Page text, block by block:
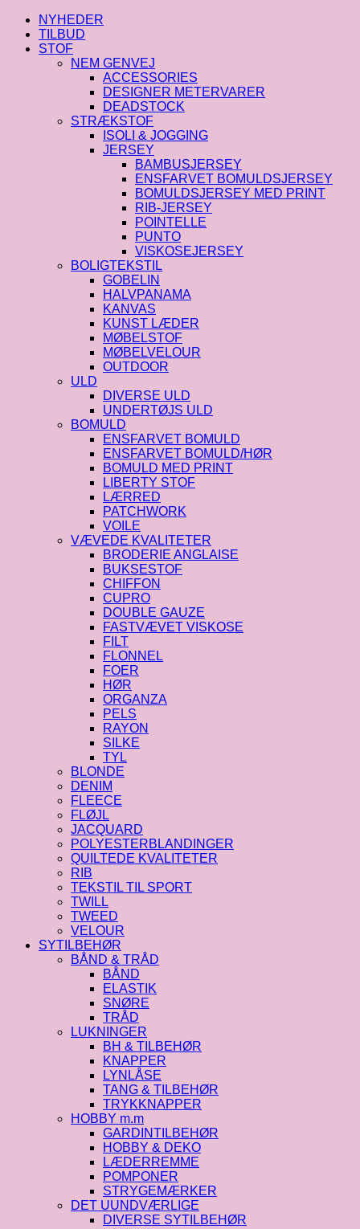
-
Teal
antal
NYHEDER
TILBUD
STOF
NEM GENVEJ
ACCESSORIES
DESIGNER METERVARER
DEADSTOCK
STRÆKSTOF
ISOLI & JOGGING
JERSEY
BAMBUSJERSEY
ENSFARVET BOMULDSJERSEY
BOMULDSJERSEY MED PRINT
RIB-JERSEY
POINTELLE
PUNTO
VISKOSEJERSEY
BOLIGTEKSTIL
GOBELIN
HALVPANAMA
KANVAS
KUNST LÆDER
MØBELSTOF
MØBELVELOUR
OUTDOOR
ULD
DIVERSE ULD
UNDERTØJS ULD
BOMULD
ENSFARVET BOMULD
ENSFARVET BOMULD/HØR
BOMULD MED PRINT
LIBERTY STOF
LÆRRED
PATCHWORK
VOILE
VÆVEDE KVALITETER
BRODERIE ANGLAISE
BUKSESTOF
CHIFFON
CUPRO
DOUBLE GAUZE
FASTVÆVET VISKOSE
FILT
FLONNEL
FOER
HØR
ORGANZA
PELS
RAYON
SILKE
TYL
BLONDE
DENIM
FLEECE
FLØJL
JACQUARD
POLYESTERBLANDINGER
QUILTEDE KVALITETER
RIB
TEKSTIL TIL SPORT
TWILL
TWEED
VELOUR
SYTILBEHØR
BÅND & TRÅD
BÅND
ELASTIK
SNØRE
TRÅD
LUKNINGER
BH & TILBEHØR
KNAPPER
LYNLÅSE
TANG & TILBEHØR
TRYKKNAPPER
HOBBY m.m
GARDINTILBEHØR
HOBBY & DEKO
LÆDERREMME
POMPONER
STRYGEMÆRKER
DET UUNDVÆRLIGE
DIVERSE SYTILBEHØR